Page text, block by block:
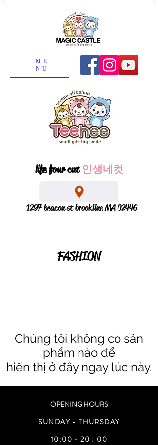
ME
NU
life four cut인생네컷
1297 beacon st brookline MA 02446
FASHION
Chúng tôi không có sản
phẩm nào để
hiển thị ở đây ngay lúc này.
OPENING HOURS
SUNDAY - THURSDAY
10:00 - 20 : 00